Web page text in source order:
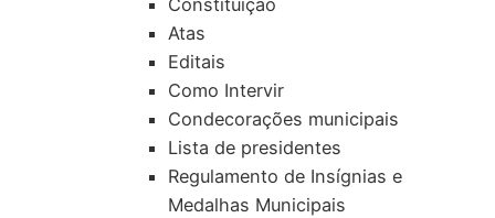
Constituição
Atas
Editais
Como Intervir
Condecorações municipais
Lista de presidentes
Regulamento de Insígnias e
Medalhas Municipais